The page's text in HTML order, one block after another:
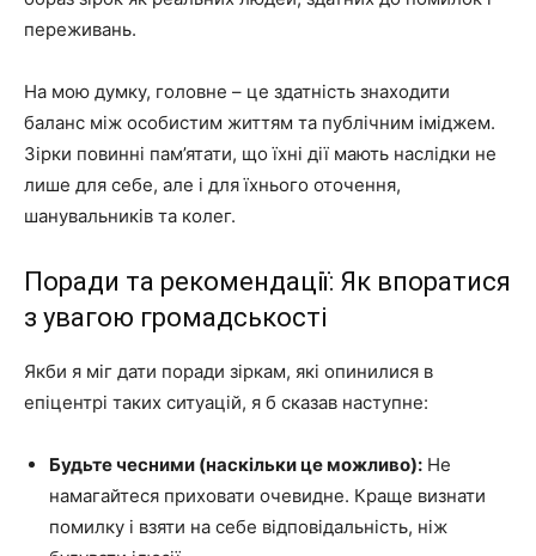
переживань.
На мою думку, головне – це здатність знаходити
баланс між особистим життям та публічним іміджем.
Зірки повинні пам’ятати, що їхні дії мають наслідки не
лише для себе, але і для їхнього оточення,
шанувальників та колег.
Поради та рекомендації: Як впоратися
з увагою громадськості
Якби я міг дати поради зіркам, які опинилися в
епіцентрі таких ситуацій, я б сказав наступне:
Будьте чесними (наскільки це можливо): Не
намагайтеся приховати очевидне. Краще визнати
помилку і взяти на себе відповідальність, ніж